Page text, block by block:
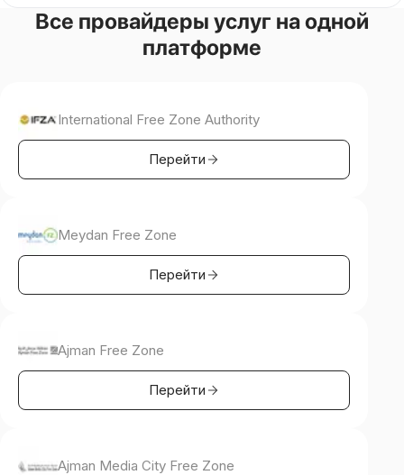
Все провайдеры услуг на одной
платформе
International Free Zone Authority
Перейти
Meydan Free Zone
Перейти
Ajman Free Zone
Перейти
Ajman Media City Free Zone